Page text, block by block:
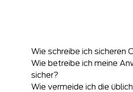
Wie schreibe ich sicheren
Wie betreibe ich meine
sicher?
Wie vermeide ich die